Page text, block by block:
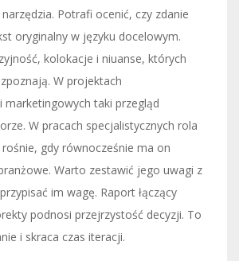
Potrafi ocenić, czy zdanie
oryginalny w języku docelowym.
kolokacje i niuanse, których
W projektach
marketingowych taki przegląd
W pracach specjalistycznych rola
gdy równocześnie ma on
Warto zestawić jego uwagi z
im wagę. Raport łączący
podnosi przejrzystość decyzji. To
i skraca czas iteracji.